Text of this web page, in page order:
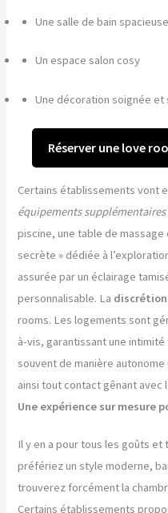
Une salle de bain
Un espace salon cosy
Une décoration soignée et
Réserver une love
Certains établissements vont
équipements supplémentaires
piscine, une table de
secrète » dédiée à
assurée par un éclairage
personnalisable. La
rooms. Les logements sont
à-vis, garantissant une
souvent de manière
ainsi tout contact gênant avec
Une expérience sur mesure
Il y en a pour tous les goûts
préfériez un style moderne,
trouverez forcément la
Certains établissements